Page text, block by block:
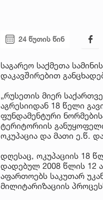
24 წუთის წინ
საგარეო საქმეთა
დაკავშირებით
„რუსეთის მიერ
აგრესიიდან 18 წელი
ფუნდამენტური
ტერიტორიის
ოკუპაცია და მათი ე.წ.
დღესაც, ოკუპაციის 18
დადებულ 2008 წლის 12
აფართოებს საკუთარ
მილიტარიზაციის